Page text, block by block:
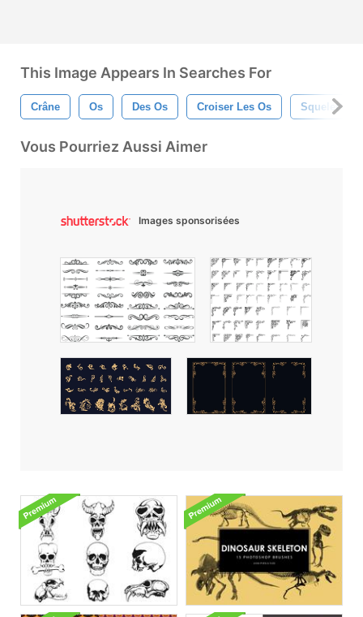
This Image Appears In Searches For
Crâne Os Des Os Croiser Les Os Squelette
Vous Pourriez Aussi Aimer
Images sponsorisées